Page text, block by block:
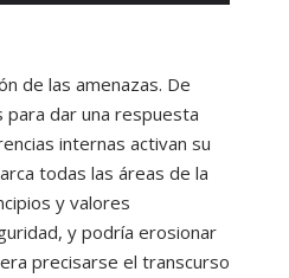
de las amenazas. De
para dar una respuesta
internas activan su
todas las áreas de la
y valores
y podría erosionar
precisarse el transcurso